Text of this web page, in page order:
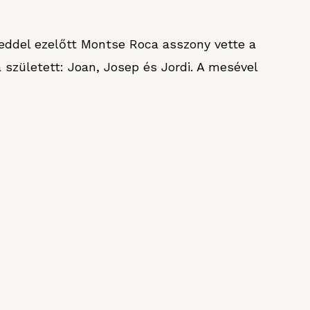
ezelőtt Montse Roca asszony vette a
Joan, Josep és Jordi. A mesével